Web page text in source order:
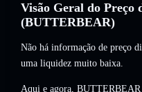
Visão Geral do Preço
(BUTTERBEAR)
Não há informação de preço
uma liquidez muito baixa.
Aqui e agora,